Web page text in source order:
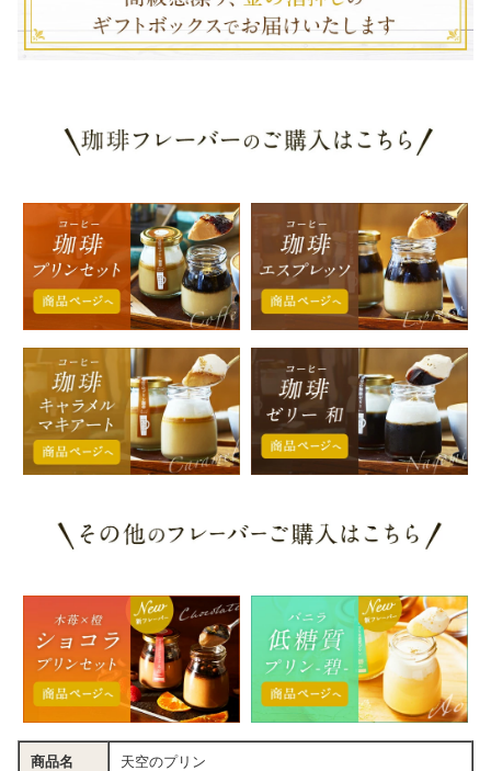
商品名 天空のプリン